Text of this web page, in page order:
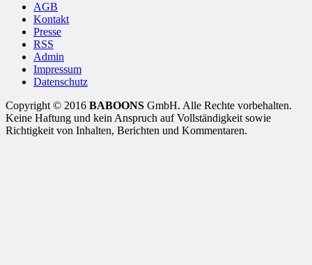
AGB
Kontakt
Presse
RSS
Admin
Impressum
Datenschutz
Copyright © 2016 BABOONS GmbH. Alle Rechte vorbehalten.
Keine Haftung und kein Anspruch auf Vollständigkeit sowie
Richtigkeit von Inhalten, Berichten und Kommentaren.